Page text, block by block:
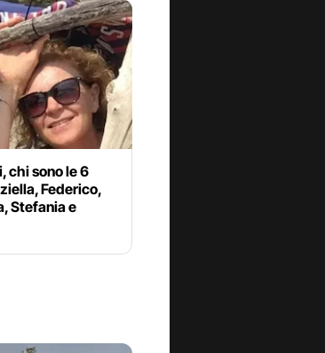
chi sono le 6
Federico,
Stefania e